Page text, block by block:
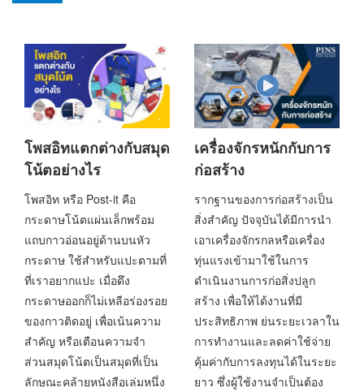
โพสอิทแตกต่างกับสมุด
โน้ตอย่างไร
โพสอิท หรือ Post-it คือ
กระดาษโน้ตแผ่นเล็กพร้อม
แถบกาวอ่อนอยู่ด้านบนหัว
กระดาษ ใช้สำหรับแปะตามที่
ที่เราอยากแปะ เมื่อดึง
กระดาษออกก็ไม่เหลือร่องรอย
ของกาวติดอยู่ เพื่อเน้นความ
สำคัญ หรือเตือนความจำ
ส่วนสมุดโน้ตเป็นสมุดที่เป็น
ลักษณะคล้ายหนังสือเล่มหนึ่ง
เครื่องจักรหนักกับการ
ก่อสร้าง
รากฐานของการก่อสร้างเป็น
สิ่งสำคัญ ปัจจุบันได้มีการนำ
เอาเครื่องจักรกลหรือเครื่อง
ทุ่นแรงเข้ามาใช้ในการ
ดำเนินงานการก่อสิ่งปลูก
สร้าง เพื่อให้ได้งานที่มี
ประสิทธิภาพ ย่นระยะเวลาใน
การทำงานและลดค่าใช้จ่าย
คุ้มค่ากับการลงทุนได้ในระยะ
ยาว ซึ่งผู้ใช้งานจำเป็นต้อง